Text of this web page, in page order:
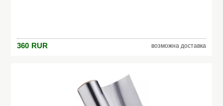
360 RUR возможна доставка